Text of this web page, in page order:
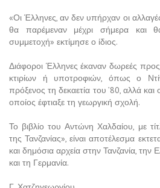
«Οι Έλληνες, αν δεν υπήρχαν οι
θα παρέμεναν μέχρι σήμερα και
συμμετοχή» εκτίμησε ο ίδιος.
Διάφοροι Έλληνες έκαναν δωρεές
κτιρίων ή υποτροφιών, όπως ο
πρόξενος τη δεκαετία του ’80, αλλά
οποίος έφτιαξε τη γεωργική σχολή.
Το βιβλίο του Αντώνη Χαλδαίου, με
της Τανζανίας», είναι αποτέλεσμα
και δημόσια αρχεία στην Τανζανία,
και τη Γερμανία.